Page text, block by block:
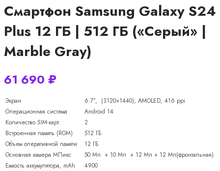
Смартфон Samsung Galaxy S24
Plus 12 ГБ | 512 ГБ («Серый» |
Marble Gray)
61 690 ₽
Экран
6.7″, (3120×1440), AMOLED, 416 ppi
Операционная система
Android 14
Количество SIM-карт
2
Встроенная память (ROM)
512 ГБ
Объем оперативной памяти
12 ГБ
Основная камера МПикс
50 Мп + 10 Мп + 12 Мп + 12 Мп(фронтальная)
Емкость аккумулятора, mAh
4900